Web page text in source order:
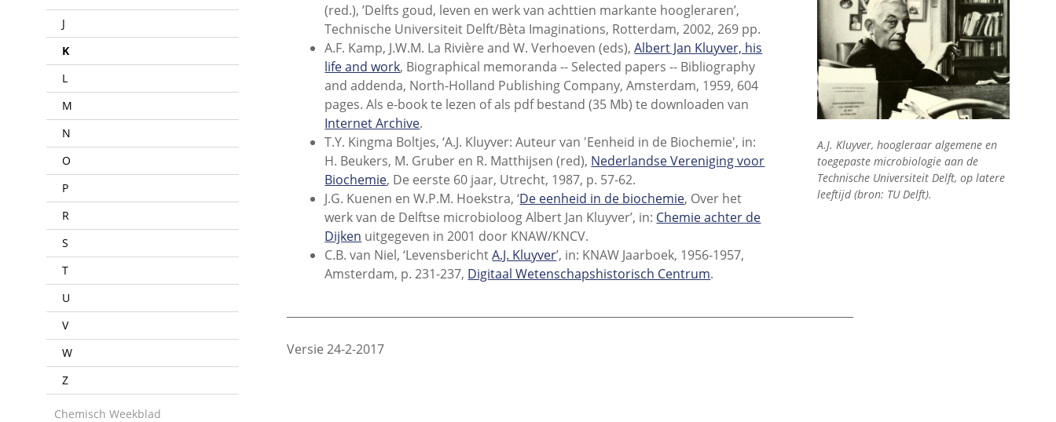
(red.), ’Delfts goud, leven en werk van achttien markante hoogleraren’,
Technische Universiteit Delft/Bèta Imaginations, Rotterdam, 2002, 269 pp.
A.F. Kamp, J.W.M. La Rivière and W. Verhoeven (eds),Albert Jan Kluyver, his
life and work, Biographical memoranda -- Selected papers -- Bibliography
and addenda, North-Holland Publishing Company, Amsterdam, 1959, 604
pages. Als e-book te lezen of als pdf bestand (35 Mb) te downloaden van
Internet Archive.
T.Y. Kingma Boltjes, ‘A.J. Kluyver: Auteur van 'Eenheid in de Biochemie', in:
H. Beukers, M. Gruber en R. Matthijsen (red), Nederlandse Vereniging voor
Biochemie, De eerste 60 jaar, Utrecht, 1987, p. 57-62.
J.G. Kuenen en W.P.M. Hoekstra, ‘De eenheid in de biochemie, Over het
werk van de Delftse microbioloog Albert Jan Kluyver’, in: Chemie achter de
Dijken uitgegeven in 2001 door KNAW/KNCV.
C.B. van Niel, ‘LevensberichtA.J. Kluyver’, in: KNAW Jaarboek, 1956-1957,
Amsterdam, p. 231-237, Digitaal Wetenschapshistorisch Centrum.
Versie 24-2-2017
J
K
L
M
N
O
P
R
S
T
U
V
W
Z
Chemisch Weekblad
A.J. Kluyver, hoogleraar algemene en
toegepaste microbiologie aan de
Technische Universiteit Delft, op latere
leeftijd (bron: TU Delft).